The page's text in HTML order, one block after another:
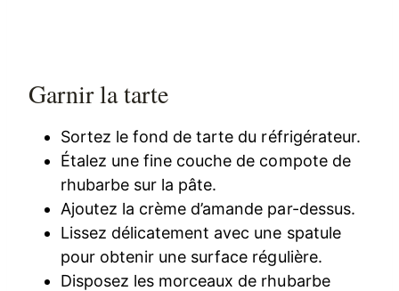
Garnir la tarte
Sortez le fond de tarte du réfrigérateur.
Étalez une fine couche de compote de
rhubarbe sur la pâte.
Ajoutez la crème d’amande par-dessus.
Lissez délicatement avec une spatule
pour obtenir une surface régulière.
Disposez les morceaux de rhubarbe